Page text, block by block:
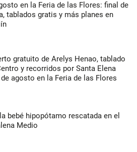
en la Feria de las Flores: final de
tablados gratis y más planes en
gratuito de Arelys Henao, tablado
y recorridos por Santa Elena
agosto en la Feria de las Flores
bebé hipopótamo rescatada en el
Medio